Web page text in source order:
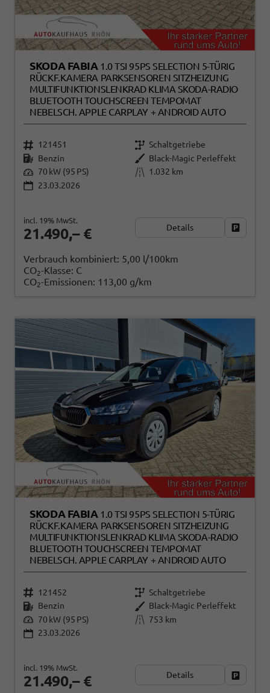
SKODA FABIA 1.0 TSI 95PS SELECTION 5-TÜRIG
RÜCKF.KAMERA PARKSENSOREN SITZHEIZUNG
MULTIFUNKTIONSLENKRAD KLIMA SKODA-RADIO
BLUETOOTH TOUCHSCREEN TEMPOMAT
NEBELSCH. APPLE CARPLAY + ANDROID AUTO
121451
Schaltgetriebe
Benzin
Black-Magic Perleffekt
70 kW (95 PS)
1.032 km
23.03.2026
21.490,– €
incl. 19% MwSt.
Details
Verbrauch kombiniert: 5,00 l/100km
CO2-Klasse: C
CO2-Emissionen: 113,00 g/km
SKODA FABIA 1.0 TSI 95PS SELECTION 5-TÜRIG
RÜCKF.KAMERA PARKSENSOREN SITZHEIZUNG
MULTIFUNKTIONSLENKRAD KLIMA SKODA-RADIO
BLUETOOTH TOUCHSCREEN TEMPOMAT
NEBELSCH. APPLE CARPLAY + ANDROID AUTO
121452
Schaltgetriebe
Benzin
Black-Magic Perleffekt
70 kW (95 PS)
753 km
23.03.2026
21.490,– €
incl. 19% MwSt.
Details